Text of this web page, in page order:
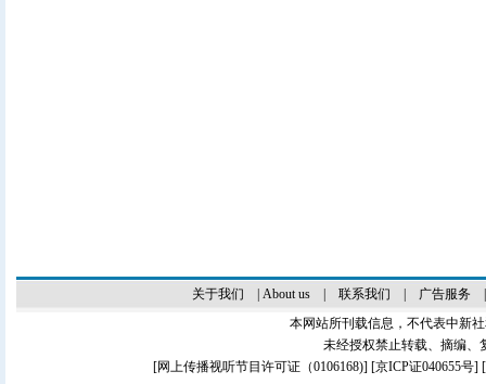
关于我们 About us| 联系我们 广告服务
本网站所刊载信息，不代表中新
未经授权禁止转载、摘编、
[网上传播视听节目许可证（0106168)] [京ICP证040655号]